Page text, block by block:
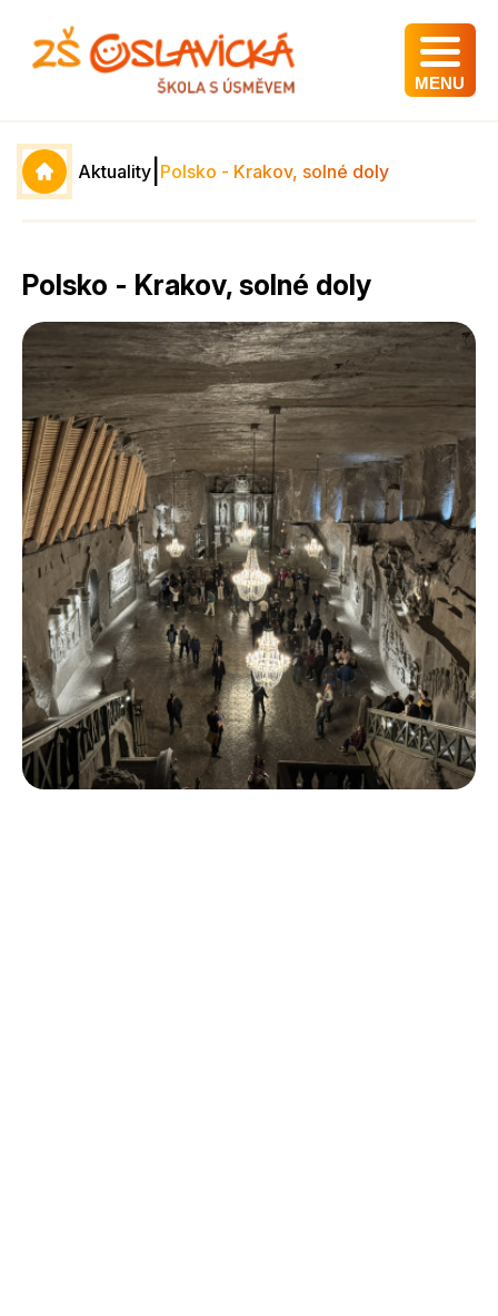
MENU
Aktuality Polsko - Krakov, solné doly
Polsko - Krakov, solné doly